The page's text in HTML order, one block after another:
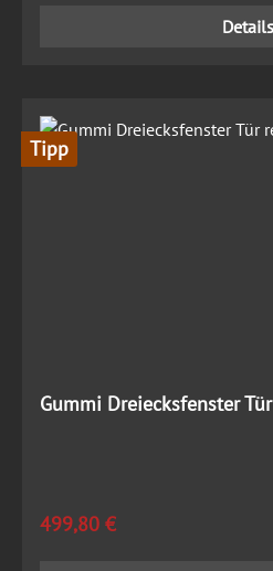
Details
Tipp
Gummi Dreiecksfenster
Regulärer Preis:
499,80 €